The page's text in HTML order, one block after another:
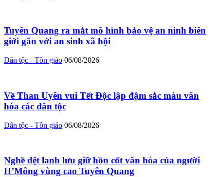
Tuyên Quang ra mắt mô hình bảo vệ an ninh biên
giới gắn với an sinh xã hội
Dân tộc - Tôn giáo 06/08/2026
Về Than Uyên vui Tết Độc lập đậm sắc màu văn
hóa các dân tộc
Dân tộc - Tôn giáo 06/08/2026
Nghề dệt lanh lưu giữ hồn cốt văn hóa của người
H’Mông vùng cao Tuyên Quang